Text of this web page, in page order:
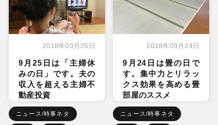
2018年09月25日
9月25日は「主婦休
みの日」です。夫の
収入を超える主婦不
動産投資
ニュース/時事ネタ
2018年09月24日
9月24日は畳の日で
す。集中力とリラッ
クス効果を高める畳
部屋のススメ
ニュース/時事ネタ